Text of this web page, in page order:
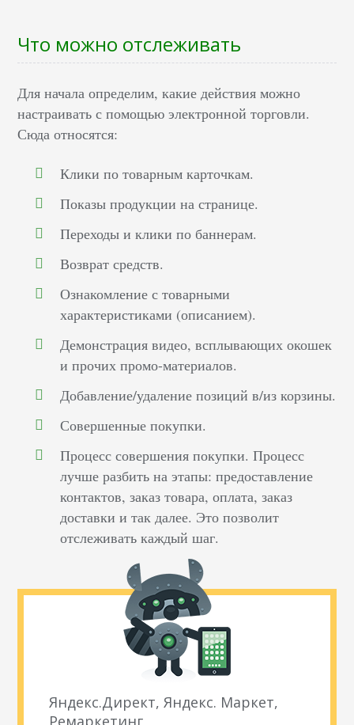
Что можно отслеживать
Для начала определим, какие действия можно
настраивать с помощью электронной торговли.
Сюда относятся:
Клики по товарным карточкам.
Показы продукции на странице.
Переходы и клики по баннерам.
Возврат средств.
Ознакомление с товарными
характеристиками (описанием).
Демонстрация видео, всплывающих окошек
и прочих промо-материалов.
Добавление/удаление позиций в/из корзины.
Совершенные покупки.
Процесс совершения покупки. Процесс
лучше разбить на этапы: предоставление
контактов, заказ товара, оплата, заказ
доставки и так далее. Это позволит
отслеживать каждый шаг.
Яндекс.Директ, Яндекс. Маркет,
Ремаркетинг